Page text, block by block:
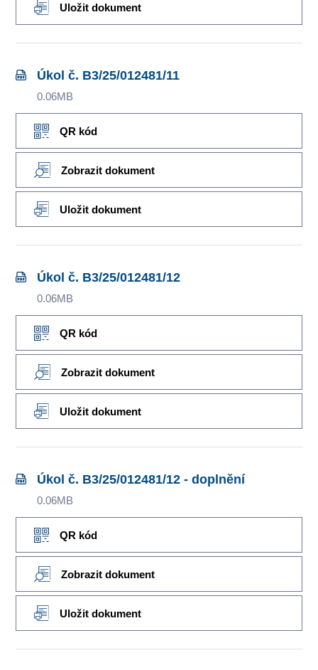
Uložit dokument
Úkol č. B3/25/012481/11
0.06MB
QR kód
Zobrazit dokument
Uložit dokument
Úkol č. B3/25/012481/12
0.06MB
QR kód
Zobrazit dokument
Uložit dokument
Úkol č. B3/25/012481/12 - doplnění
0.06MB
QR kód
Zobrazit dokument
Uložit dokument